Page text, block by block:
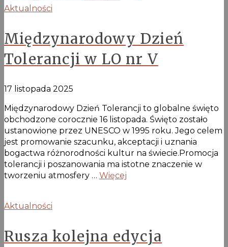
Aktualności
Międzynarodowy Dzień
Tolerancji w LO nr V
17 listopada 2025
Międzynarodowy Dzień Tolerancji to globalne święto
obchodzone corocznie 16 listopada. Święto zostało
ustanowione przez UNESCO w 1995 roku. Jego celem
jest promowanie szacunku, akceptacji i uznania
bogactwa różnorodności kultur na świecie.Promocja
tolerancji i poszanowania ma istotne znaczenie w
tworzeniu atmosfery … Więcej
Aktualności
Rusza kolejna edycja